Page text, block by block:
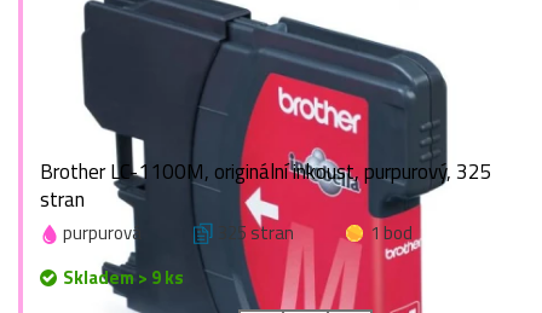
Brother LC-1100M, originální inkoust, purpurový, 325
stran
purpurová 325 stran
1 bod
Skladem > 9 ks